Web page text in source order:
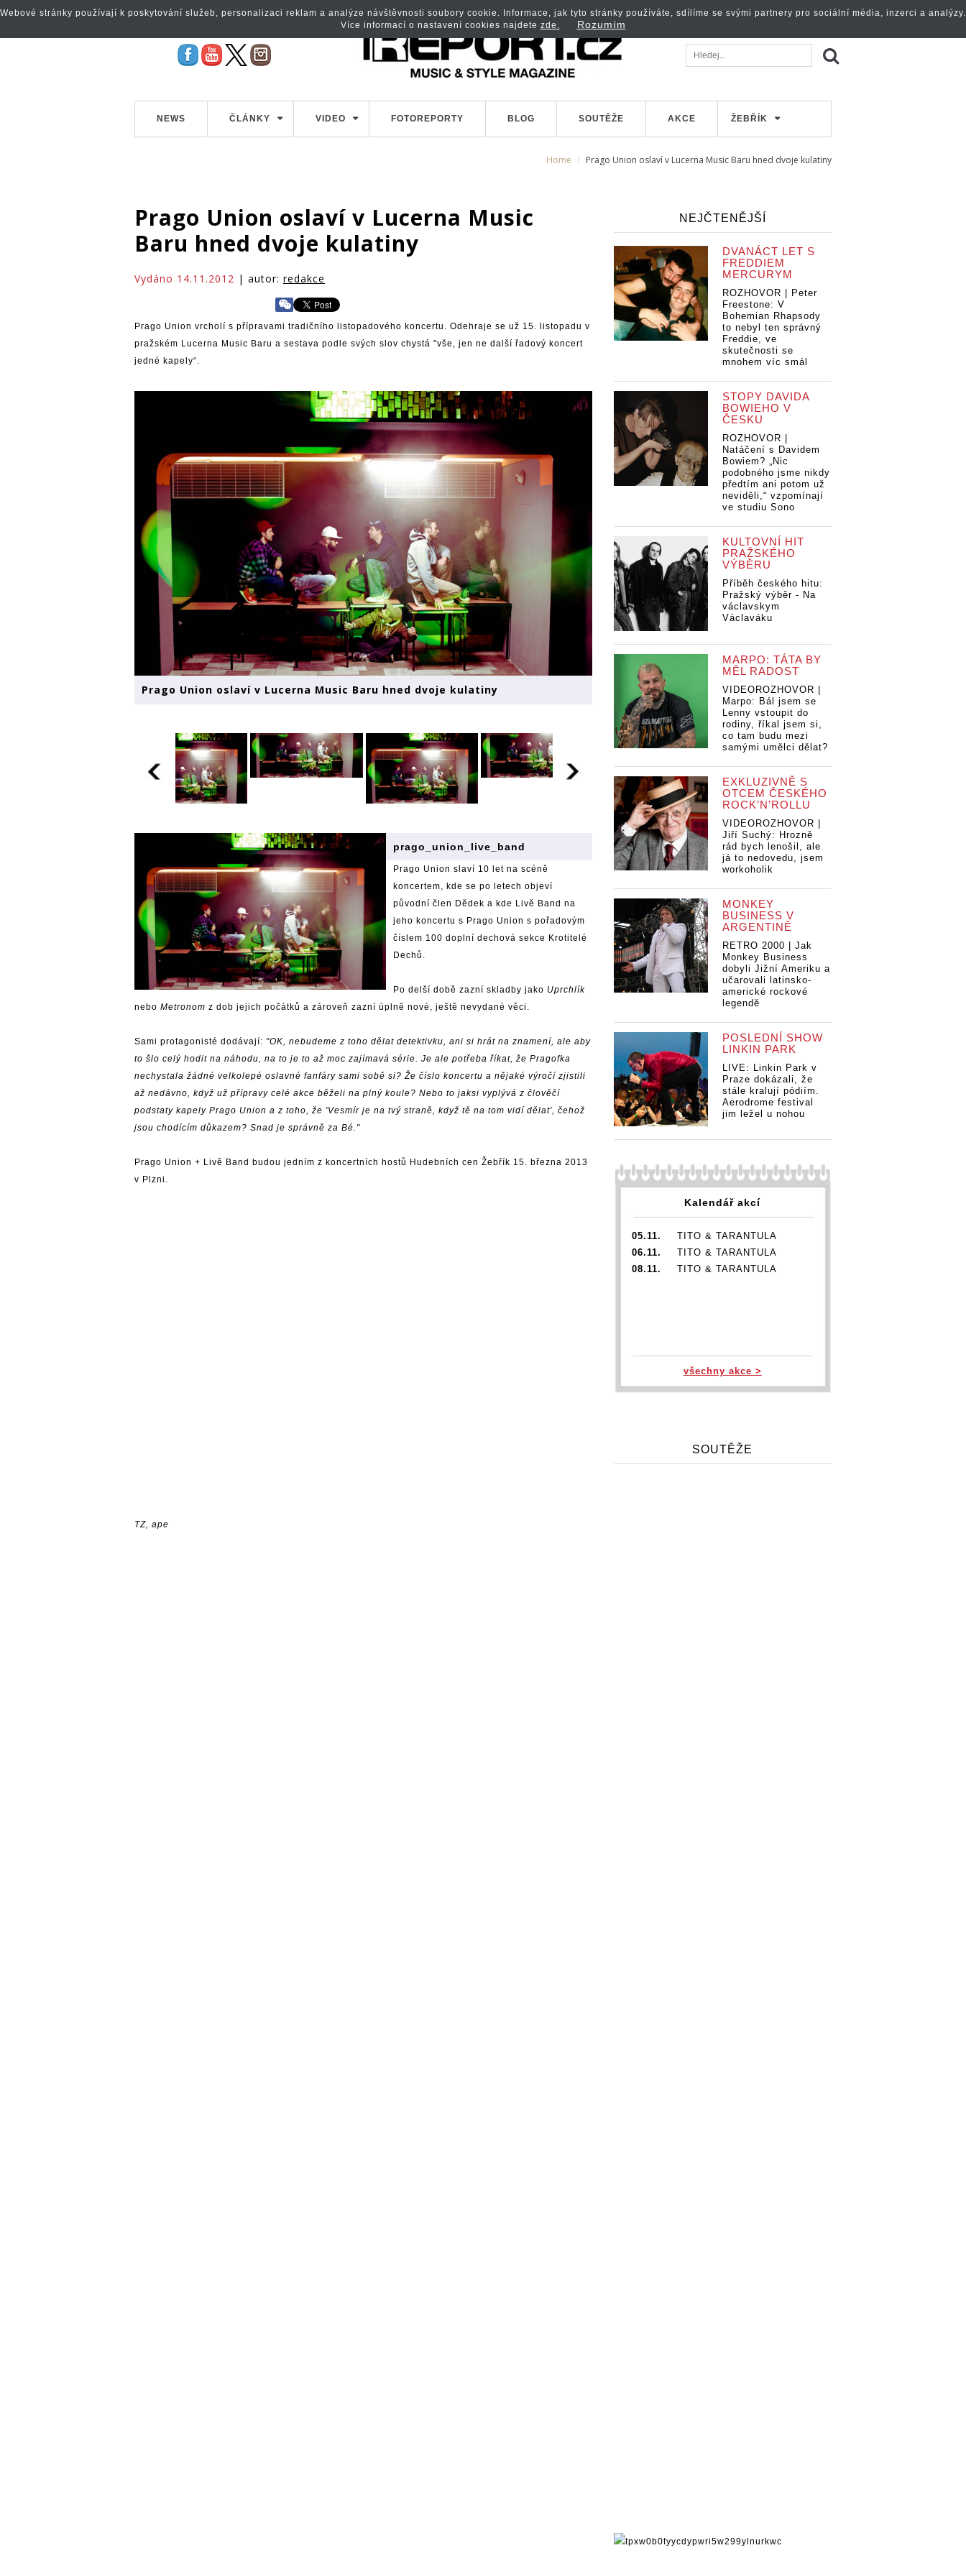
NEWS ČLÁNKY VIDEO FOTOREPORTY BLOG SOUTĚŽE AKCE ŽEBŘÍK
Home Prago Union oslaví v Lucerna Music Baru hned dvoje kulatiny
Prago Union oslaví v Lucerna Music
Baru hned dvoje kulatiny
Vydáno 14.11.2012 | autor: redakce
Prago Union vrcholí s přípravami tradičního listopadového koncertu. Odehraje se už 15. listopadu v
pražském Lucerna Music Baru a sestava podle svých slov chystá "vše, jen ne další řadový koncert
jedné kapely“.
Prago Union oslaví v Lucerna Music Baru hned dvoje kulatiny
prago_union_live_band
Prago Union slaví 10 let na scéně
koncertem, kde se po letech objeví
původní člen Dědek a kde Livě Band na
jeho koncertu s Prago Union s pořadovým
číslem 100 doplní dechová sekce Krotitelé
Dechů.
Po delší době zazní skladby jako Uprchlík
nebo Metronom z dob jejich počátků a zároveň zazní úplně nové, ještě nevydané věci.
Sami protagonisté dodávají: "OK, nebudeme z toho dělat detektivku, ani si hrát na znamení, ale aby
to šlo celý hodit na náhodu, na to je to až moc zajímavá série. Je ale potřeba říkat, že Pragofka
nechystala žádné velkolepé oslavné fanfáry sami sobě si? Že číslo koncertu a nějaké výročí zjistili
až nedávno, když už přípravy celé akce běželi na plný koule? Nebo to jaksi vyplývá z člověčí
podstaty kapely Prago Union a z toho, že 'Vesmír je na tvý straně, když tě na tom vidí dělat', čehož
jsou chodícím důkazem? Snad je správně za Bé."
Prago Union + Livě Band budou jedním z koncertních hostů Hudebních cen Žebřík 15. března 2013
v Plzni.
TZ, ape
NEJČTENĚJŠÍ
DVANÁCT LET S
FREDDIEM
MERCURYM
ROZHOVOR | Peter
Freestone: V
Bohemian Rhapsody
to nebyl ten správný
Freddie, ve
skutečnosti se
mnohem víc smál
STOPY DAVIDA
BOWIEHO V
ČESKU
ROZHOVOR |
Natáčení s Davidem
Bowiem? „Nic
podobného jsme nikdy
předtím ani potom už
neviděli,“ vzpomínají
ve studiu Sono
KULTOVNÍ HIT
PRAŽSKÉHO
VÝBĚRU
Příběh českého hitu:
Pražský výběr - Na
václavskym
Václaváku
MARPO: TÁTA BY
MĚL RADOST
VIDEOROZHOVOR |
Marpo: Bál jsem se
Lenny vstoupit do
rodiny, říkal jsem si,
co tam budu mezi
samými umělci dělat?
EXKLUZIVNĚ S
OTCEM ČESKÉHO
ROCK’N’ROLLU
VIDEOROZHOVOR |
Jiří Suchý: Hrozně
rád bych lenošil, ale
já to nedovedu, jsem
workoholik
MONKEY
BUSINESS V
ARGENTINĚ
RETRO 2000 | Jak
Monkey Business
dobyli Jižní Ameriku a
učarovali latinsko-
americké rockové
legendě
POSLEDNÍ SHOW
LINKIN PARK
LIVE: Linkin Park v
Praze dokázali, že
stále kralují pódiím.
Aerodrome festival
jim ležel u nohou
Kalendář akcí
05.11.
TITO & TARANTULA
06.11.
TITO & TARANTULA
08.11.
TITO & TARANTULA
všechny akce >
SOUTĚŽE
Webové stránky používají k poskytování služeb, personalizaci reklam a analýze návštěvnosti soubory cookie. Informace, jak tyto stránky používáte, sdílíme se svými partnery pro sociální média, inzerci a analýzy.
Více informací o nastavení cookies najdete zde. Rozumím